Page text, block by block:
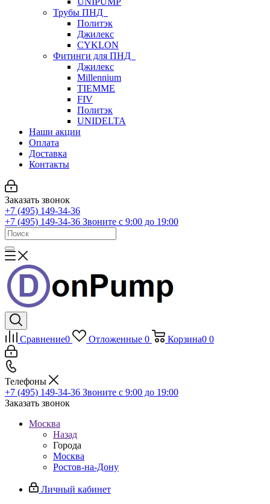
Трубы ПНД
Политэк
Джилекс
CYKLON
Фитинги для ПНД
Джилекс
Millennium
TIEMME
FIV
Политэк
UNIDELTA
Наши акции
Оплата
Доставка
Контакты
Заказать звонок
+7 (495) 149-34-36
+7 (495) 149-34-36 Звоните с 9:00 до 19:00
Сравнение0 Отложенные 0 Корзина0 0
Телефоны
+7 (495) 149-34-36 Звоните с 9:00 до 19:00
Заказать звонок
Москва
Назад
Города
Москва
Ростов-на-Дону
Личный кабинет